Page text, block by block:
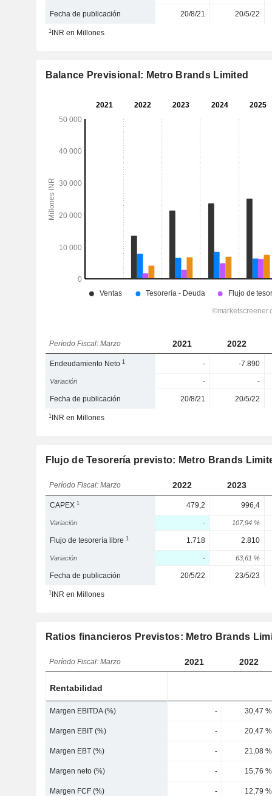
Fecha de publicación 20/8/21 20/5/22
1INR en Millones
Balance Previsional: Metro Brands Limited
Período Fiscal: Marzo 2021 2022
Endeudamiento Neto1 - -7.890
Variación - -
Fecha de publicación 20/8/21 20/5/22
1INR en Millones
Flujo de Tesorería previsto: Metro Brands
Período Fiscal: Marzo 2022 2023
CAPEX1 479,2 996,4
Variación - 107,94 %
Flujo de tesorería libre1 1.718 2.810
Variación - 63,61 %
Fecha de publicación 20/5/22 23/5/23
1INR en Millones
Ratios financieros Previstos: Metro Brands
Período Fiscal: Marzo 2021 2022
Rentabilidad
Margen EBITDA (%) - 30,47 %
Margen EBIT (%) - 20,47 %
Margen EBT (%) - 21,08 %
Margen neto (%) - 15,76 %
Margen FCF (%) - 12,79 %